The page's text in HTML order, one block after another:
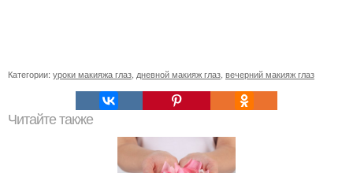
Категории: уроки макияжа глаз дневной макияж глаз вечерний макияж глаз
Читайте также